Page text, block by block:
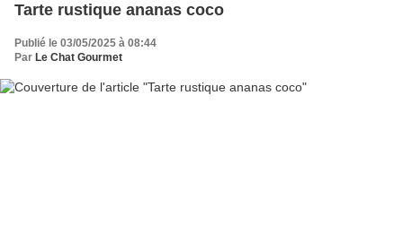
Tarte rustique ananas coco
Publié le 03/05/2025 à 08:44
Par Le Chat Gourmet